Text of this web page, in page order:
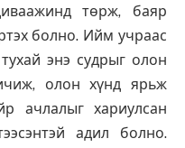
төрж, баяр
болно. Ийм учраас
энэ судрыг олон
олон хүнд ярьж
ачлалыг хариулсан
адил болно.